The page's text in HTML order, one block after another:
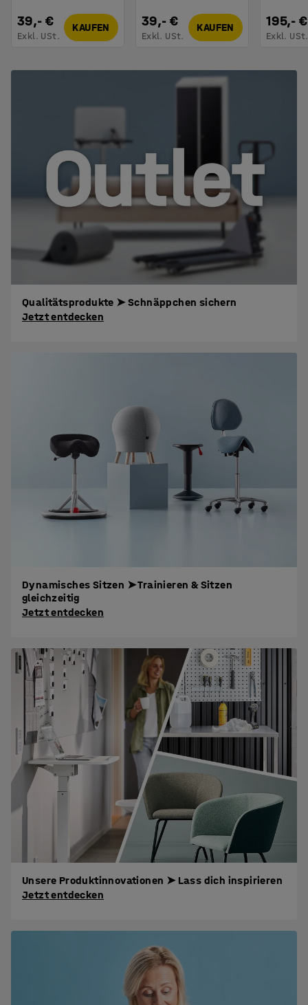
39,- €
Exkl. USt.
KAUFEN 39,- €
Exkl. USt.
KAUFEN 195,- €
Exkl. USt.
Qualitätsprodukte ➤ Schnäppchen sichern
Jetzt entdecken
Dynamisches Sitzen ➤ Trainieren & Sitzen
gleichzeitig
Jetzt entdecken
Unsere Produktinnovationen ➤ Lass dich inspirieren
Jetzt entdecken